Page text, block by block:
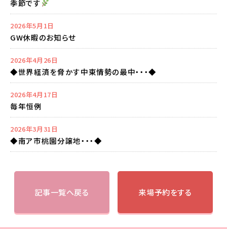
季節です
2026年5月1日
GW休暇のお知らせ
2026年4月26日
◆世界経済を脅かす中東情勢の最中・・・◆
2026年4月17日
毎年恒例
2026年3月31日
◆南ア市桃園分譲地・・・◆
記事一覧へ戻る 来場予約をする